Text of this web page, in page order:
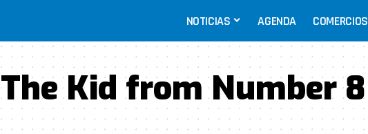
NOTICIAS AGENDA COMERCIOS
The Kid from Number 8